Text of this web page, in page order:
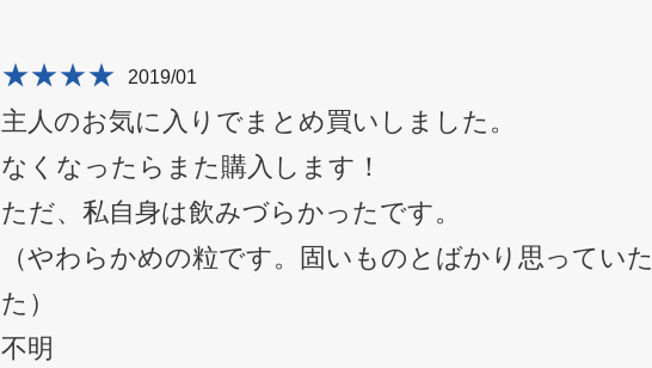
★★★★ 2019/01
主人のお気に入りでまとめ買いしました。
なくなったらまた購入します！
ただ、私自身は飲みづらかったです。
（やわらかめの粒です。固いものとばかり思ってい
た）
不明